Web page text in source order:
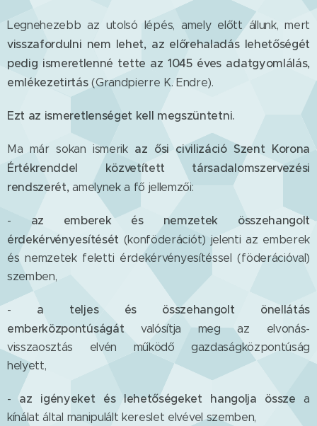
Legnehezebb az utolsó lépés, amely előtt állunk, mert
visszafordulni nem lehet, az előrehaladás lehetőségét
pedig ismeretlenné tette az 1045 éves adatgyomlálás,
emlékezetirtás(Grandpierre K. Endre).
Ezt az ismeretlenséget kell megszüntetni.
Ma már sokan ismerik az ősi civilizáció Szent Korona
Értékrenddel közvetített társadalomszervezési
rendszerét, amelynek a fő jellemzői:
- az emberek és nemzetek
összehangolt
érdekérvényesítését (konföderációt) jelenti az emberek
és nemzetek feletti érdekérvényesítéssel (föderációval)
szemben,
- a teljes és összehangolt önellátás
emberközpontúságát valósítja meg az elvonás-
visszaosztás elvén működő gazdaságközpontúság
helyett,
-az igényeket és lehetőségeket hangolja össze a
kínálat által manipulált kereslet elvével szemben,